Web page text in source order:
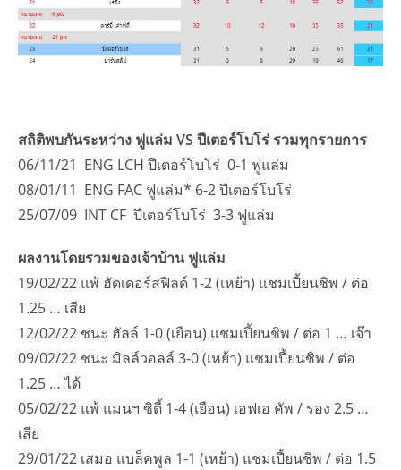
สถิติพบกันระหว่าง ฟูแล่ม VS ปีเตอร์โบโร่ รวมทุกรายการ
06/11/21 ENG LCH ปีเตอร์โบโร่ 0-1 ฟูแล่ม
08/01/11 ENG FAC ฟูแล่ม* 6-2 ปีเตอร์โบโร่
25/07/09 INT CF ปีเตอร์โบโร่ 3-3 ฟูแล่ม
ผลงานโดยรวมของเจ้าบ้าน ฟูแล่ม
19/02/22 แพ้ ฮัดเดอร์สฟิลด์ 1-2 (เหย้า) แชมเปี้ยนชิพ / ต่อ
1.25 … เสีย
12/02/22 ชนะ ฮัลล์ 1-0 (เยือน) แชมเปี้ยนชิพ / ต่อ 1 … เจ๊า
09/02/22 ชนะ มิลล์วอลล์ 3-0 (เหย้า) แชมเปี้ยนชิพ / ต่อ
1.25 … ได้
05/02/22 แพ้ แมนฯ ซิตี้ 1-4 (เยือน) เอฟเอ คัพ / รอง 2.5 …
เสีย
29/01/22 เสมอ แบล็คพูล 1-1 (เหย้า) แชมเปี้ยนชิพ / ต่อ 1.5